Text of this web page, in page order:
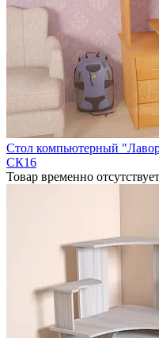
Стол компьютерный
СК16
Товар временно